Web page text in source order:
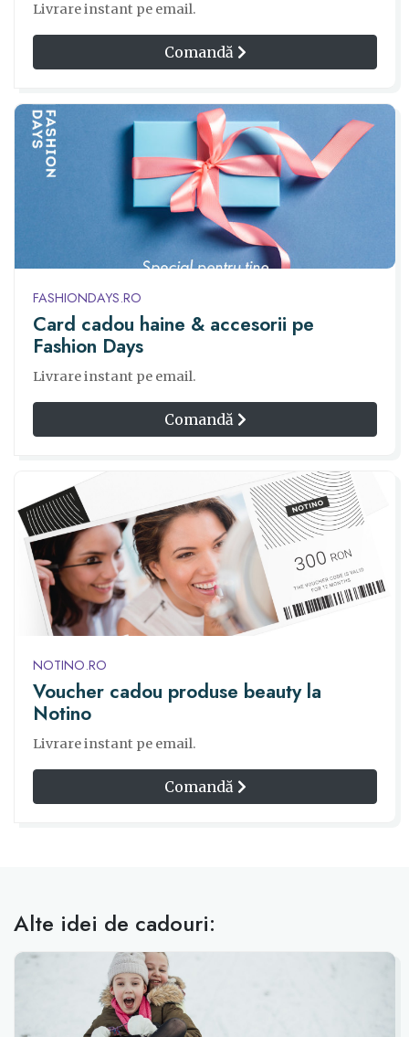
Livrare instant pe email.
Comandă
FASHIONDAYS.RO
Card cadou haine & accesorii pe
Fashion Days
Livrare instant pe email.
Comandă
NOTINO.RO
Voucher cadou produse beauty la
Notino
Livrare instant pe email.
Comandă
Alte idei de cadouri: